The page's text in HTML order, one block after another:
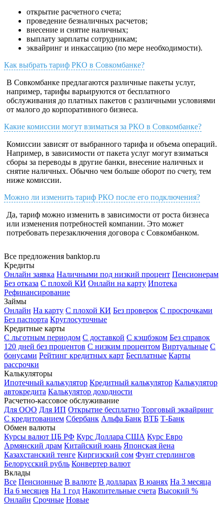
открытие расчетного счета;
проведение безналичных расчетов;
внесение и снятие наличных;
выплату зарплаты сотрудникам;
эквайринг и инкассацию (по мере необходимости).
Как выбрать тариф РКО в Совкомбанке?
В Совкомбанке предлагаются различные пакеты услуг,
например, тарифы варьируются от бесплатного
обслуживания до платных пакетов с различными условиями
от малого до корпоративного бизнеса.
Какие комиссии могут взиматься за РКО в Совкомбанке?
Комиссии зависят от выбранного тарифа и объема операций.
Например, в зависимости от пакета услуг могут взиматься
сборы за переводы в другие банки, внесение наличных и
снятие наличных. Обычно чем больше оборот по счету, тем
ниже комиссии.
Можно ли изменить тариф РКО после его подключения?
Да, тариф можно изменить в зависимости от роста бизнеса
или изменения потребностей компании. Это может
потребовать перезаключения договора с Совкомбанком.
Все предложения banktop.ru
Кредиты
Онлайн заявка Наличными под низкий процент Пенсионерам
Без отказа С плохой КИ Онлайн на карту Ипотека
Рефинансирование
Займы
Онлайн На карту С плохой КИ Без проверок С просрочками
Без паспорта Круглосуточные
Кредитные карты
С льготным периодом С доставкой С кэшбэком Без справок
120 дней без процентов С низким процентом Виртуальные С
бонусами Рейтинг кредитных карт Бесплатные Карты
рассрочки
Калькуляторы
Ипотечный калькулятор Кредитный калькулятор Калькулятор
автокредита Калькулятор доходности
Расчетно-кассовое обслуживание
Для ООО Для ИП Открытие бесплатно Торговый эквайринг
С кредитованием Сбербанк Альфа Банк ВТБ Т-Банк
Обмен валюты
Курсы валют ЦБ РФ Курс Доллара США Курс Евро
Армянский драм Китайский юань Японская йена
Казахстанский тенге Киргизский сом Фунт стерлингов
Белорусский рубль Конвертер валют
Вклады
Все Пенсионные В валюте В долларах В юанях На 3 месяца
На 6 месяцев На 1 год Накопительные счета Высокий %
Онлайн Срочные Новые